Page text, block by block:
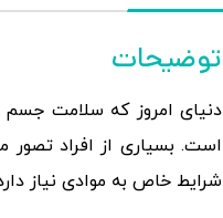
توضیحات
دنیای امروز که سلامت جسم
است. بسیاری از افراد
شرایط خاص به موادی نیاز